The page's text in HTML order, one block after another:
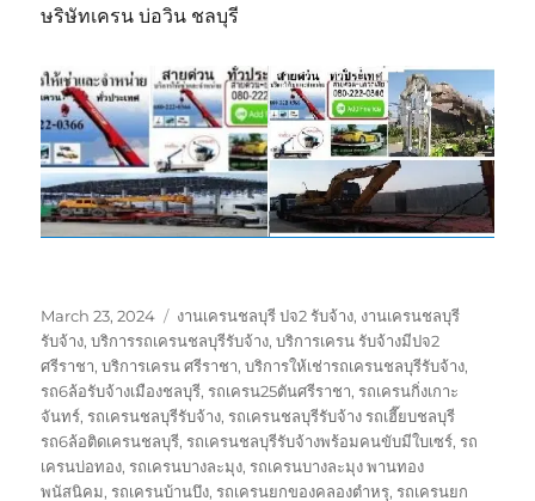
ษริษัทเครน บ่อวิน ชลบุรี
Posted
on
March 23, 2024 Tags
งานเครนชลบุรี ปจ2 รับจ้าง, งานเครนชลบุรี
รับจ้าง,บริการรถเครนชลบุรีรับจ้าง,บริการเครน รับจ้างมีปจ2
ศรีราชา,บริการเครน ศรีราชา,บริการให้เช่ารถเครนชลบุรีรับจ้าง,
รถ6ล้อรับจ้างเมืองชลบุรี,รถเครน25ตันศรีราชา,รถเครนกิ่งเกาะ
จันทร์,รถเครนชลบุรีรับจ้าง,รถเครนชลบุรีรับจ้าง รถเฮี๊ยบชลบุรี
รถ6ล้อติดเครนชลบุรี,รถเครนชลบุรีรับจ้างพร้อมคนขับมีใบเซร์,รถ
เครนบ่อทอง,รถเครนบางละมุง,รถเครนบางละมุง พานทอง
พนัสนิคม,รถเครนบ้านบึง,รถเครนยกของคลองตำหรุ,รถเครนยก